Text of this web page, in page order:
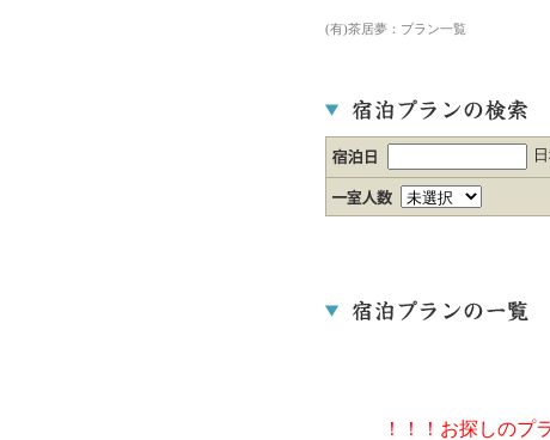
(有)茶居夢：プラン一覧
！！！お探しのプ